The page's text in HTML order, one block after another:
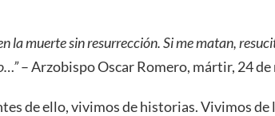
la muerte sin resurrección. Si me matan,
– Arzobispo Oscar Romero, mártir, 24 de
de ello, vivimos de historias. Vivimos de